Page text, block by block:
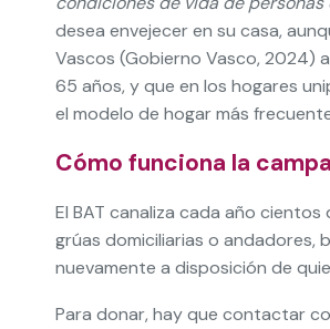
desea envejecer en su casa,
Vascos (Gobierno Vasco, 2024)
65 años, y que en los hogares
el modelo de hogar más
Cómo funciona la
El BAT canaliza cada año
grúas domiciliarias o andadores,
nuevamente a disposición de
Para donar, hay que contactar